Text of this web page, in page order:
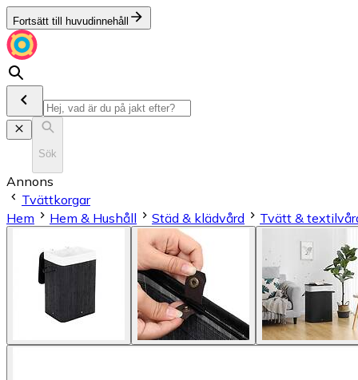
Fortsätt till huvudinnehåll
Sök
Annons
Tvättkorgar
Hem
Hem & Hushåll Städ & klädvård Tvätt &